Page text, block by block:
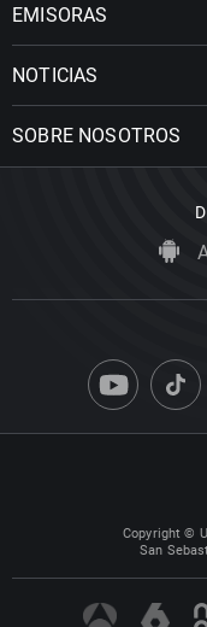
EMISORAS
NOTICIAS
SOBRE NOSOTROS
Copyright ©
San